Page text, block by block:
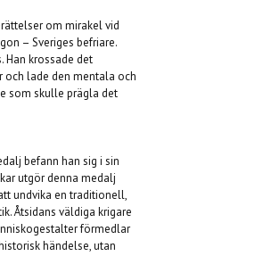
om mirakel vid
– Sveriges befriare.
Han krossade det
och lade den mentala och
som skulle prägla det
befann han sig i sin
utgör denna medalj
undvika en traditionell,
Åtsidans väldiga krigare
förmedlar
händelse, utan